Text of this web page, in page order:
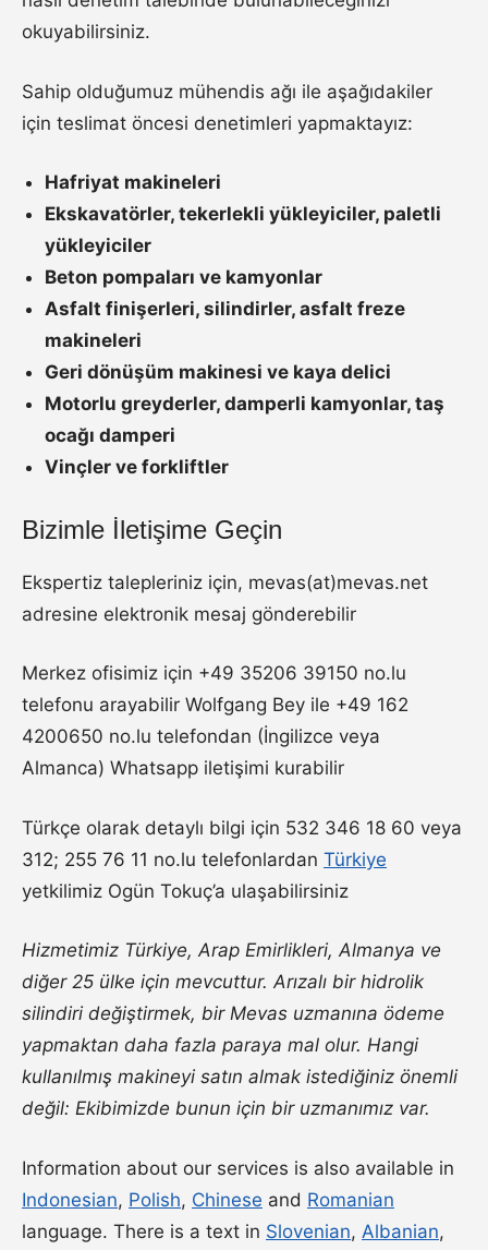
okuyabilirsiniz.
Sahip olduğumuz mühendis ağı ile aşağıdakiler
için teslimat öncesi denetimleri yapmaktayız:
Hafriyat makineleri
Ekskavatörler, tekerlekli yükleyiciler, paletli
yükleyiciler
Beton pompaları ve kamyonlar
Asfalt finişerleri, silindirler, asfalt freze
makineleri
Geri dönüşüm makinesi ve kaya delici
Motorlu greyderler, damperli kamyonlar, taş
ocağı damperi
Vinçler ve forkliftler
Bizimle İletişime Geçin
Ekspertiz talepleriniz için, mevas(at)mevas.net
adresine elektronik mesaj gönderebilir
Merkez ofisimiz için +49 35206 39150 no.lu
telefonu arayabilir Wolfgang Bey ile +49 162
4200650 no.lu telefondan (İngilizce veya
Almanca) Whatsapp iletişimi kurabilir
Türkçe olarak detaylı bilgi için 532 346 18 60 veya
312; 255 76 11 no.lu telefonlardan Türkiye
yetkilimiz Ogün Tokuç’a ulaşabilirsiniz
Hizmetimiz Türkiye, Arap Emirlikleri, Almanya ve
diğer 25 ülke için mevcuttur. Arızalı bir hidrolik
silindiri değiştirmek, bir Mevas uzmanına ödeme
yapmaktan daha fazla paraya mal olur. Hangi
kullanılmış makineyi satın almak istediğiniz önemli
değil: Ekibimizde bunun için bir uzmanımız var.
Information about our services is also available in
Indonesian, Polish, Chinese and Romanian
language. There is a text in Slovenian, Albanian,